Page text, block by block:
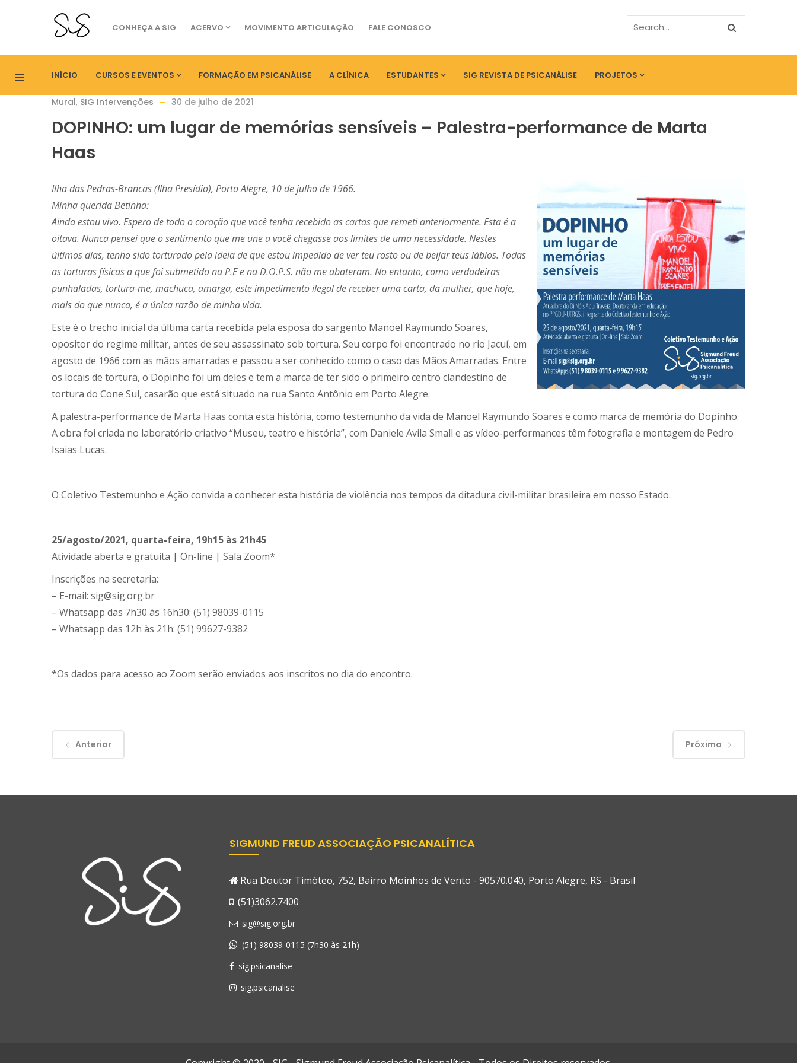
CONHEÇA A SIG ACERVO MOVIMENTO ARTICULAÇÃO FALE CONOSCO
INÍCIO CURSOS E EVENTOS FORMAÇÃO EM PSICANÁLISE A CLÍNICA ESTUDANTES SIG REVISTA DE PSICANÁLISE PROJETOS
Mural, SIG Intervenções 30 de julho de 2021
DOPINHO: um lugar de memórias sensíveis – Palestra-performance de Marta
Haas
Ilha das Pedras-Brancas (Ilha Presídio), Porto Alegre, 10 de julho de 1966.
Minha querida Betinha:
Ainda estou vivo. Espero de todo o coração que você tenha recebido as cartas que remeti anteriormente. Esta é a
oitava. Nunca pensei que o sentimento que me une a você chegasse aos limites de uma necessidade. Nestes
últimos dias, tenho sido torturado pela ideia de que estou impedido de ver teu rosto ou de beijar teus lábios. Todas
as torturas físicas a que foi submetido na P.E e na D.O.P.S. não me abateram. No entanto, como verdadeiras
punhaladas, tortura-me, machuca, amarga, este impedimento ilegal de receber uma carta, da mulher, que hoje,
mais do que nunca, é a única razão de minha vida.
Este é o trecho inicial da última carta recebida pela esposa do sargento Manoel Raymundo Soares,
opositor do regime militar, antes de seu assassinato sob tortura. Seu corpo foi encontrado no rio Jacuí, em
agosto de 1966 com as mãos amarradas e passou a ser conhecido como o caso das Mãos Amarradas. Entre
os locais de tortura, o Dopinho foi um deles e tem a marca de ter sido o primeiro centro clandestino de
tortura do Cone Sul, casarão que está situado na rua Santo Antônio em Porto Alegre.
A palestra-performance de Marta Haas conta esta história, como testemunho da vida de Manoel Raymundo Soares e como marca de memória do Dopinho.
A obra foi criada no laboratório criativo “Museu, teatro e história”, com Daniele Avila Small e as vídeo-performances têm fotografia e montagem de Pedro
Isaias Lucas.
O Coletivo Testemunho e Ação convida a conhecer esta história de violência nos tempos da ditadura civil-militar brasileira em nosso Estado.
25/agosto/2021, quarta-feira, 19h15 às 21h45
Atividade aberta e gratuita | On-line | Sala Zoom*
Inscrições na secretaria:
– E-mail: sig@sig.org.br
– Whatsapp das 7h30 às 16h30: (51) 98039-0115
– Whatsapp das 12h às 21h: (51) 99627-9382
*Os dados para acesso ao Zoom serão enviados aos inscritos no dia do encontro.
Anterior Próximo
SIGMUND FREUD ASSOCIAÇÃO PSICANALÍTICA
Rua Doutor Timóteo, 752, Bairro Moinhos de Vento - 90570.040, Porto Alegre, RS - Brasil
(51)3062.7400
sig@sig.org.br
(51) 98039-0115 (7h30 às 21h)
sig.psicanalise
sig.psicanalise